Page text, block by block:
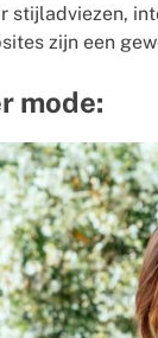
stijladviezen,
zijn een
mode: